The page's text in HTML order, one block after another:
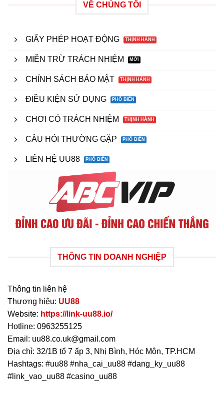
VỀ CHÚNG TÔI
GIẤY PHÉP HOẠT ĐỘNG
MIỄN TRỪ TRÁCH NHIỆM
CHÍNH SÁCH BẢO MẬT
ĐIỀU KIỆN SỬ DỤNG
CHƠI CÓ TRÁCH NHIỆM
CÂU HỎI THƯỜNG GẶP
LIÊN HỆ UU88
THÔNG TIN DOANH NGHIỆP
Thông tin liên hệ
Thương hiệu: UU88
Website: https://link-uu88.io/
Hotline: 0963255125
Email: uu88.co.uk@gmail.com
Địa chỉ: 32/1B tổ 7 ấp 3, Nhị Bình, Hóc Môn, TP.HCM
Hashtags: #uu88 #nha_cai_uu88 #dang_ky_uu88
#link_vao_uu88 #casino_uu88